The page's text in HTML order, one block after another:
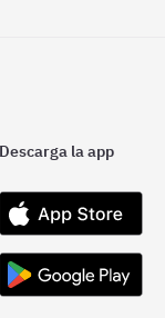
Descarga la app